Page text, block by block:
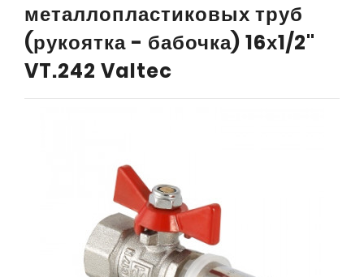
металлопластиковых труб
(рукоятка - бабочка) 16х1/2"
VT.242 Valtec